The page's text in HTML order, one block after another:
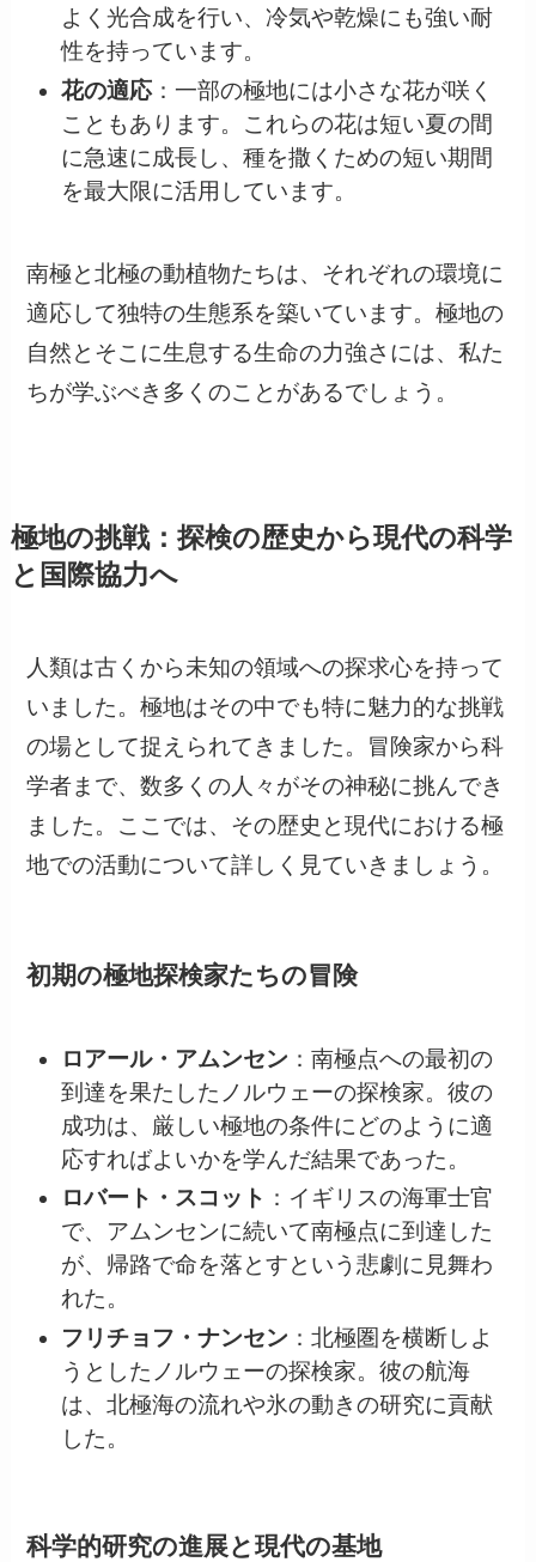
よく光合成を行い、冷気や乾燥にも強い耐
性を持っています。
花の適応：一部の極地には小さな花が咲く
こともあります。これらの花は短い夏の間
に急速に成長し、種を撒くための短い期間
を最大限に活用しています。
南極と北極の動植物たちは、それぞれの環境に
適応して独特の生態系を築いています。極地の
自然とそこに生息する生命の力強さには、私た
ちが学ぶべき多くのことがあるでしょう。
極地の挑戦：探検の歴史から現代の科学
と国際協力へ
人類は古くから未知の領域への探求心を持って
いました。極地はその中でも特に魅力的な挑戦
の場として捉えられてきました。冒険家から科
学者まで、数多くの人々がその神秘に挑んでき
ました。ここでは、その歴史と現代における極
地での活動について詳しく見ていきましょう。
初期の極地探検家たちの冒険
ロアール・アムンセン ：南極点への最初の
到達を果たしたノルウェーの探検家。彼の
成功は、厳しい極地の条件にどのように適
応すればよいかを学んだ結果であった。
ロバート・スコット ：イギリスの海軍士官
で、アムンセンに続いて南極点に到達した
が、帰路で命を落とすという悲劇に見舞わ
れた。
フリチョフ・ナンセン ：北極圏を横断しよ
うとしたノルウェーの探検家。彼の航海
は、北極海の流れや氷の動きの研究に貢献
した。
科学的研究の進展と現代の基地